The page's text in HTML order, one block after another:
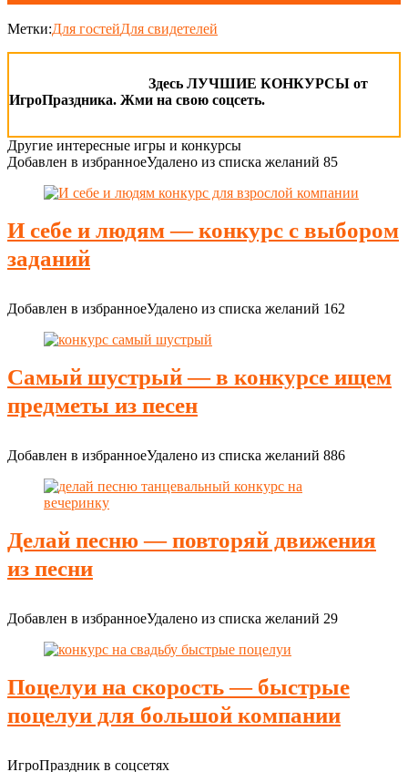
Метки:Для гостейДля свидетелей
Здесь ЛУЧШИЕ КОНКУРСЫ от
ИгроПраздника. Жми на свою соцсеть.
Другие интересные игры и конкурсы
Добавлен в избранноеУдалено из списка желаний 85
И себе и людям — конкурс с выбором
заданий
Добавлен в избранноеУдалено из списка желаний 162
Самый шустрый — в конкурсе ищем
предметы из песен
Добавлен в избранноеУдалено из списка желаний 886
Делай песню — повторяй движения
из песни
Добавлен в избранноеУдалено из списка желаний 29
Поцелуи на скорость — быстрые
поцелуи для большой компании
ИгроПраздник в соцсетях